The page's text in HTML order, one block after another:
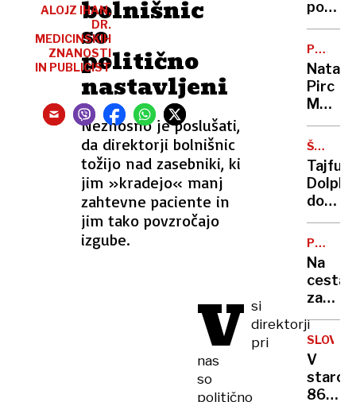
bolnišnic
so
politično
nastavljeni
Neznosno je poslušati,
da direktorji bolnišnic
tožijo nad zasebniki, ki
jim »kradejo« manj
zahtevne paciente in
jim tako povzročajo
izgube.
ALOJZ IHAN,
DR.
MEDICINSKIH
ZNANOSTI
IN PUBLICIST
V si
direktorji
pri
nas
so
politično
porabe
piva
se
ne
bo
na
noben
način”
PO
NESREČI
Nataša
Pirc
Musar:
"Težko
mi
je,
zelo
težko.
Pa
ne
samo
zaradi
sebe"
TEŽAVE
Tajfun
več
kot
milijon
ljudi,
1400
letov
Na
cestah
Kje
boste
stali
v
koloni?
SLOVO
V
86